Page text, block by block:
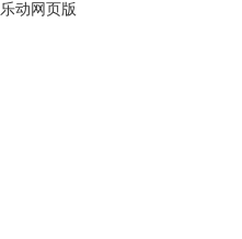
乐动网页版